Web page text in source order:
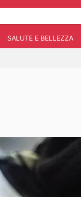
SALUTE E BELLEZZA